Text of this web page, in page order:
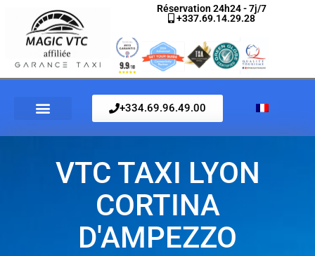
contenu
Réservation 24h24 - 7j/7
+337.69.14.29.28
‭+334.69.96.49.00
VTC TAXI LYON
CORTINA
D'AMPEZZO